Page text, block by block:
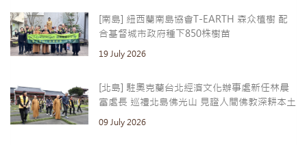
[南島] 紐西蘭南島協會T-EARTH 森众植樹 配
合基督城市政府種下850株樹苗
19 July 2026
[北島] 駐奧克蘭台北經濟文化辦事處新任林晨
富處長 巡禮北島佛光山 見證人間佛教深耕本土
09 July 2026